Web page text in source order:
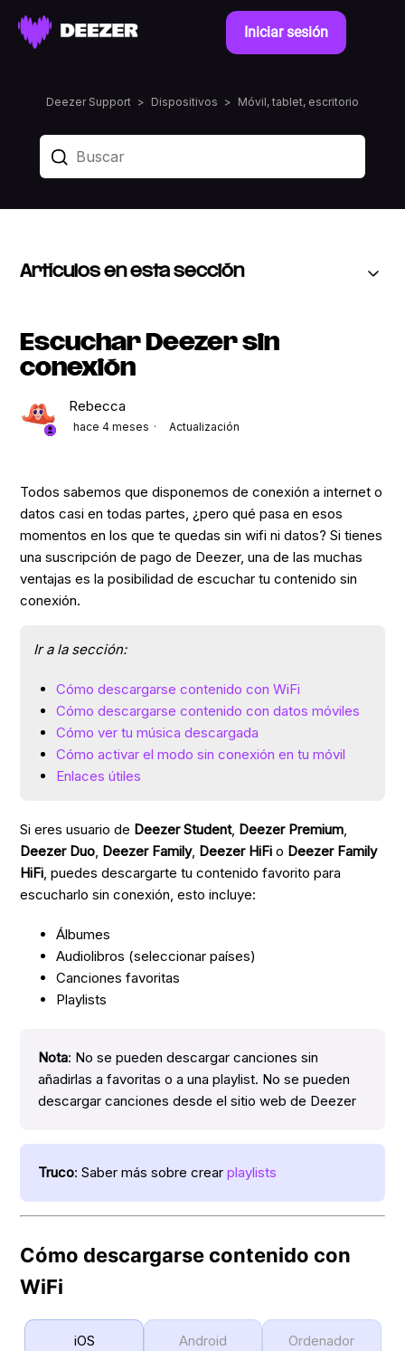
Iniciar sesión
Deezer Support Dispositivos Móvil, tablet, escritorio
Artículos en esta sección
Escuchar Deezer sin
conexión
Rebecca
hace 4 meses Actualización
Todos sabemos que disponemos de conexión a internet o
datos casi en todas partes, ¿pero qué pasa en esos
momentos en los que te quedas sin wifi ni datos? Si tienes
una suscripción de pago de Deezer, una de las muchas
ventajas es la posibilidad de escuchar tu contenido sin
conexión.
Ir a la sección:
Cómo descargarse contenido con WiFi
Cómo descargarse contenido con datos móviles
Cómo ver tu música descargada
Cómo activar el modo sin conexión en tu móvil
Enlaces útiles
Si eres usuario de Deezer Student, Deezer Premium,
Deezer Duo, Deezer Family, Deezer HiFi o Deezer Family
HiFi, puedes descargarte tu contenido favorito para
escucharlo sin conexión, esto incluye:
Álbumes
Audiolibros (seleccionar países)
Canciones favoritas
Playlists
Nota: No se pueden descargar canciones sin
añadirlas a favoritas o a una playlist. No se pueden
descargar canciones desde el sitio web de Deezer
Truco: Saber más sobre crearplaylists
Cómo descargarse contenido con
WiFi
iOS Android Ordenador